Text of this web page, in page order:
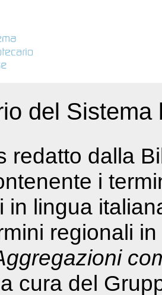
del
redatto dalla
i
in lingua
regionali
cura del